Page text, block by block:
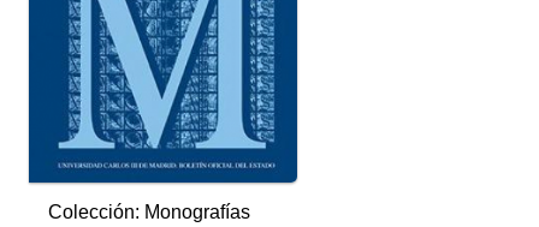
Colección: Monografías